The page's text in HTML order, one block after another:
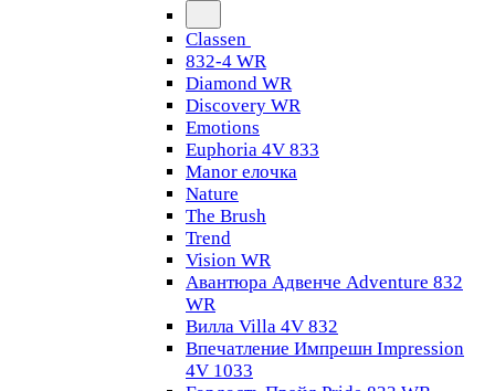
Classen
832-4 WR
Diamond WR
Discovery WR
Emotions
Euphoria 4V 833
Manor елочка
Nature
The Brush
Trend
Vision WR
Авантюра Адвенче Adventure 832
WR
Вилла Villa 4V 832
Впечатление Импрешн Impression
4V 1033